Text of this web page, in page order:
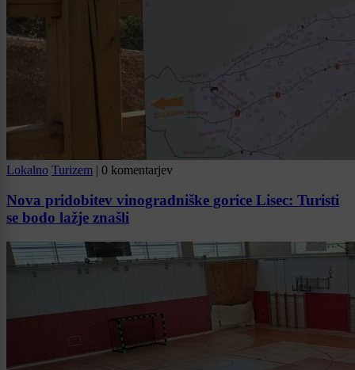
Lokalno Turizem | 0 komentarjev
Nova pridobitev vinogradniške gorice Lisec: Turisti
se bodo lažje znašli